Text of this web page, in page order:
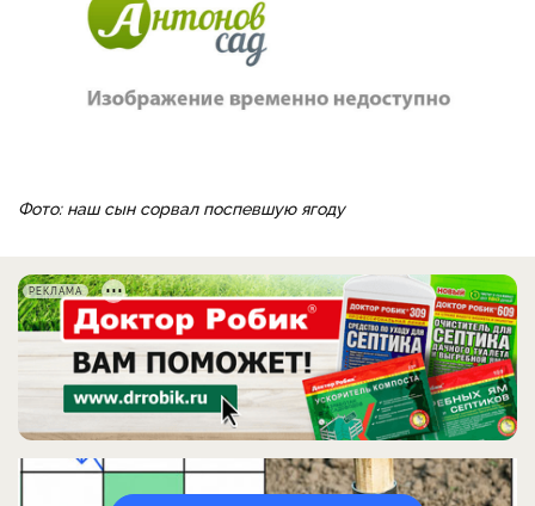
Фото: наш сын сорвал поспевшую ягоду
РЕКЛАМА